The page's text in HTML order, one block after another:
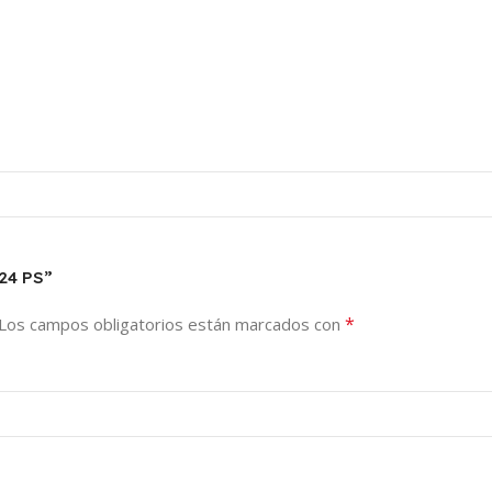
PS”
campos obligatorios están marcados con *